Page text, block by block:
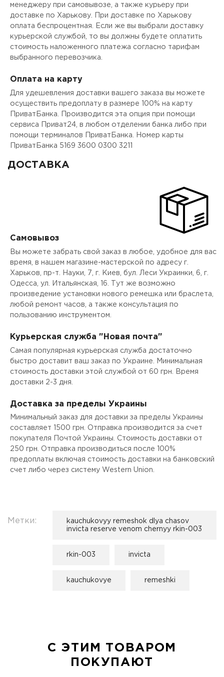
менеджеру при самовывозе, а также курьеру при
доставке по Харькову. При доставке по Харькову
оплата беспроцентная. Если же вы выбрали доставку
курьерской службой, то вы должны будете оплатить
стоимость наложенного платежа согласно тарифам
выбранного перевозчика.
Оплата на карту
Для удешевления доставки вашего заказа вы можете
осуществить предоплату в размере 100% на карту
ПриватБанка. Производится эта опция при помощи
сервиса Приват24, в любом отделении банка либо при
помощи терминалов ПриватБанка. Номер карты
ПриватБанка 5169 3600 0300 3211
ДОСТАВКА
Самовывоз
Вы можете забрать свой заказ в любое, удобное для вас
время, в нашем магазине-мастерской по адресу г.
Харьков, пр-т. Науки, 7, г. Киев, бул. Леси Украинки, 6, г.
Одесса, ул. Итальянская, 16. Тут же возможно
произведение установки нового ремешка или браслета,
любой ремонт часов, а также консультация по
пользованию инструментом.
Курьерская служба "Новая почта"
Самая популярная курьерская служба достаточно
быстро доставит ваш заказ по Украине. Минимальная
стоимость доставки этой службой от 60 грн. Время
доставки 2-3 дня.
Доставка за пределы Украины
Минимальный заказ для доставки за пределы Украины
составляет 1500 грн. Отправка производится за счет
покупателя Почтой Украины. Стоимость доставки от
250 грн. Отправка производиться после 100%
предоплаты включая стоимость доставки на банковский
счет либо через систему Western Union.
Метки:
kauchukovyy remeshok dlya chasov
invicta reserve venom chernyy rkin-003
rkin-003 invicta
kauchukovye remeshki
С ЭТИМ ТОВАРОМ
ПОКУПАЮТ